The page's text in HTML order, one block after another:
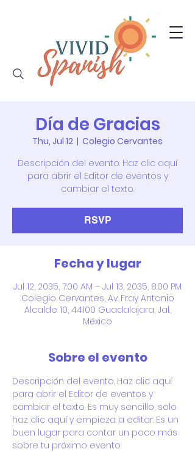
Día de Gracias
Thu, Jul 12
  |
Colegio Cervantes
Descripción del evento. Haz clic aquí
para abrir el Editor de eventos y
cambiar el texto.
RSVP
Fecha y lugar
Jul 12, 2035, 7:00 AM – Jul 13, 2035, 8:00 PM
Colegio Cervantes, Av. Fray Antonio
Alcalde 10, 44100 Guadalajara, Jal.,
México
Sobre el evento
Descripción del evento. Haz clic aquí
para abrir el Editor de eventos y
cambiar el texto. Es muy sencillo, solo
haz clic aquí y empieza a editar. Es un
buen lugar para contar un poco más
sobre tu próximo evento.